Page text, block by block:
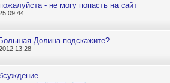
- не могу попасть на сайт
09:44
Долина-подскажите?
13:28